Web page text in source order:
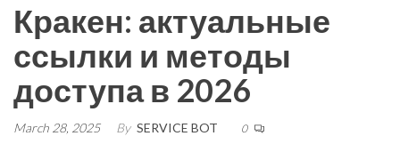
Кракен: актуальные
ссылки и методы
доступа в 2026
March 28, 2025 By SERVICE BOT 0